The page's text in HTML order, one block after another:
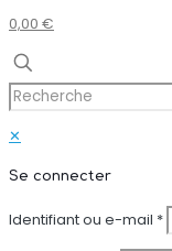
0,00 €
✕
Se connecter
Identifiant ou e-mail *